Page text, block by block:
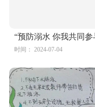
“预防溺水 你我共同参
时间： 2024-07-04